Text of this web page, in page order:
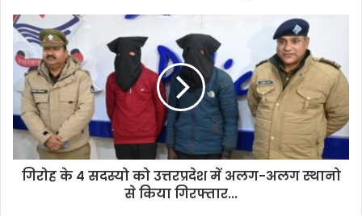
गिरोह के 4 सदस्यो को उत्तरप्रदेश में अलग-अलग स्थानो
से किया गिरफ्तार...